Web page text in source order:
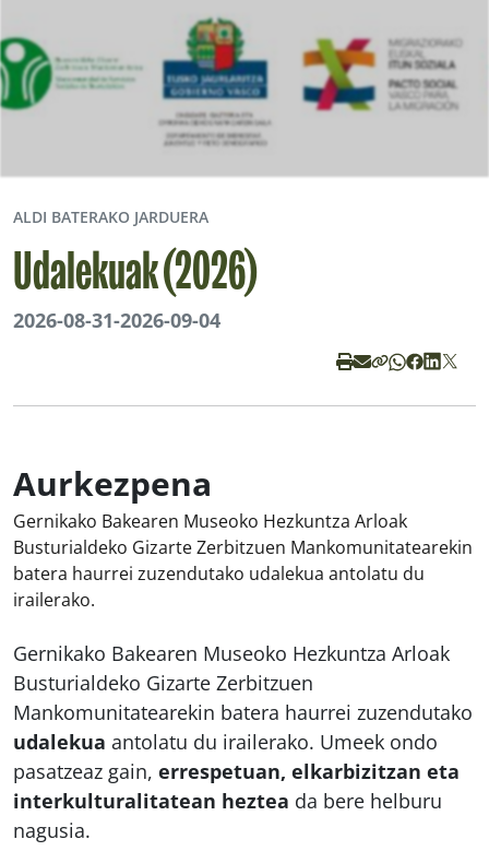
ALDI BATERAKO JARDUERA
Udalekuak (2026)
2026-08-31-2026-09-04
Aurkezpena
Gernikako Bakearen Museoko Hezkuntza Arloak
Busturialdeko Gizarte Zerbitzuen Mankomunitatearekin
batera haurrei zuzendutako udalekua antolatu du
irailerako.
Gernikako Bakearen Museoko Hezkuntza Arloak
Busturialdeko Gizarte Zerbitzuen
Mankomunitatearekin batera haurrei zuzendutako
udalekua antolatu du irailerako. Umeek ondo
pasatzeaz gain, errespetuan, elkarbizitzan eta
interkulturalitatean heztea da bere helburu
nagusia.